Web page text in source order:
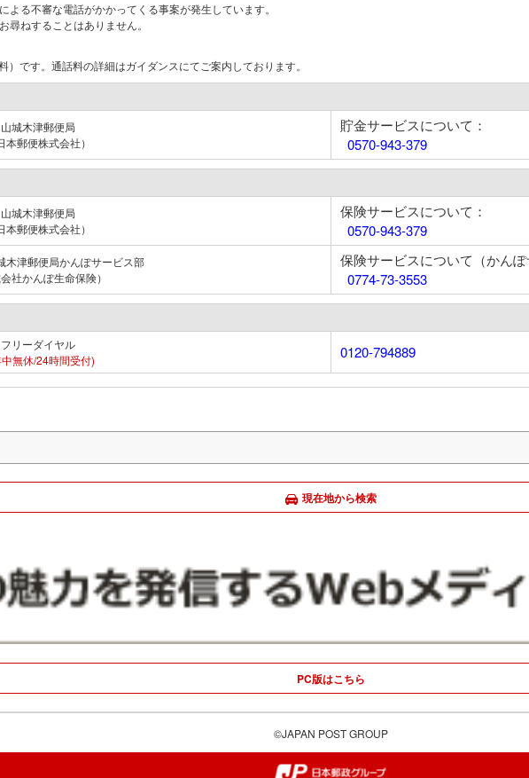
る不審な電話がかかってくる事案が発生しています。
ねすることはありません。
です。通話料の詳細はガイダンスにてご案内しております。
山城木津郵便局
本郵便株式会社）
貯金サービスについて：
0570-943-379
山城木津郵便局
本郵便株式会社）
保険サービスについて：
0570-943-379
津郵便局かんぽサービス部
会社かんぽ生命保険）
保険サービスについて（かんぽ
0774-73-3553
フリーダイヤル
中無休/24時間受付)
0120-794889
現在地から検索
PC版はこちら
©JAPAN POST GROUP